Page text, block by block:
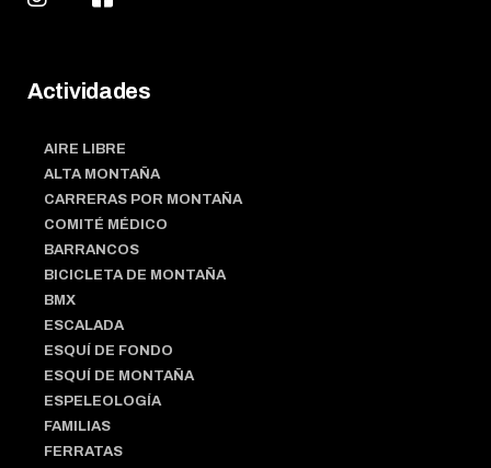
Actividades
AIRE LIBRE
ALTA MONTAÑA
CARRERAS POR MONTAÑA
COMITÉ MÉDICO
BARRANCOS
BICICLETA DE MONTAÑA
BMX
ESCALADA
ESQUÍ DE FONDO
ESQUÍ DE MONTAÑA
ESPELEOLOGÍA
FAMILIAS
FERRATAS